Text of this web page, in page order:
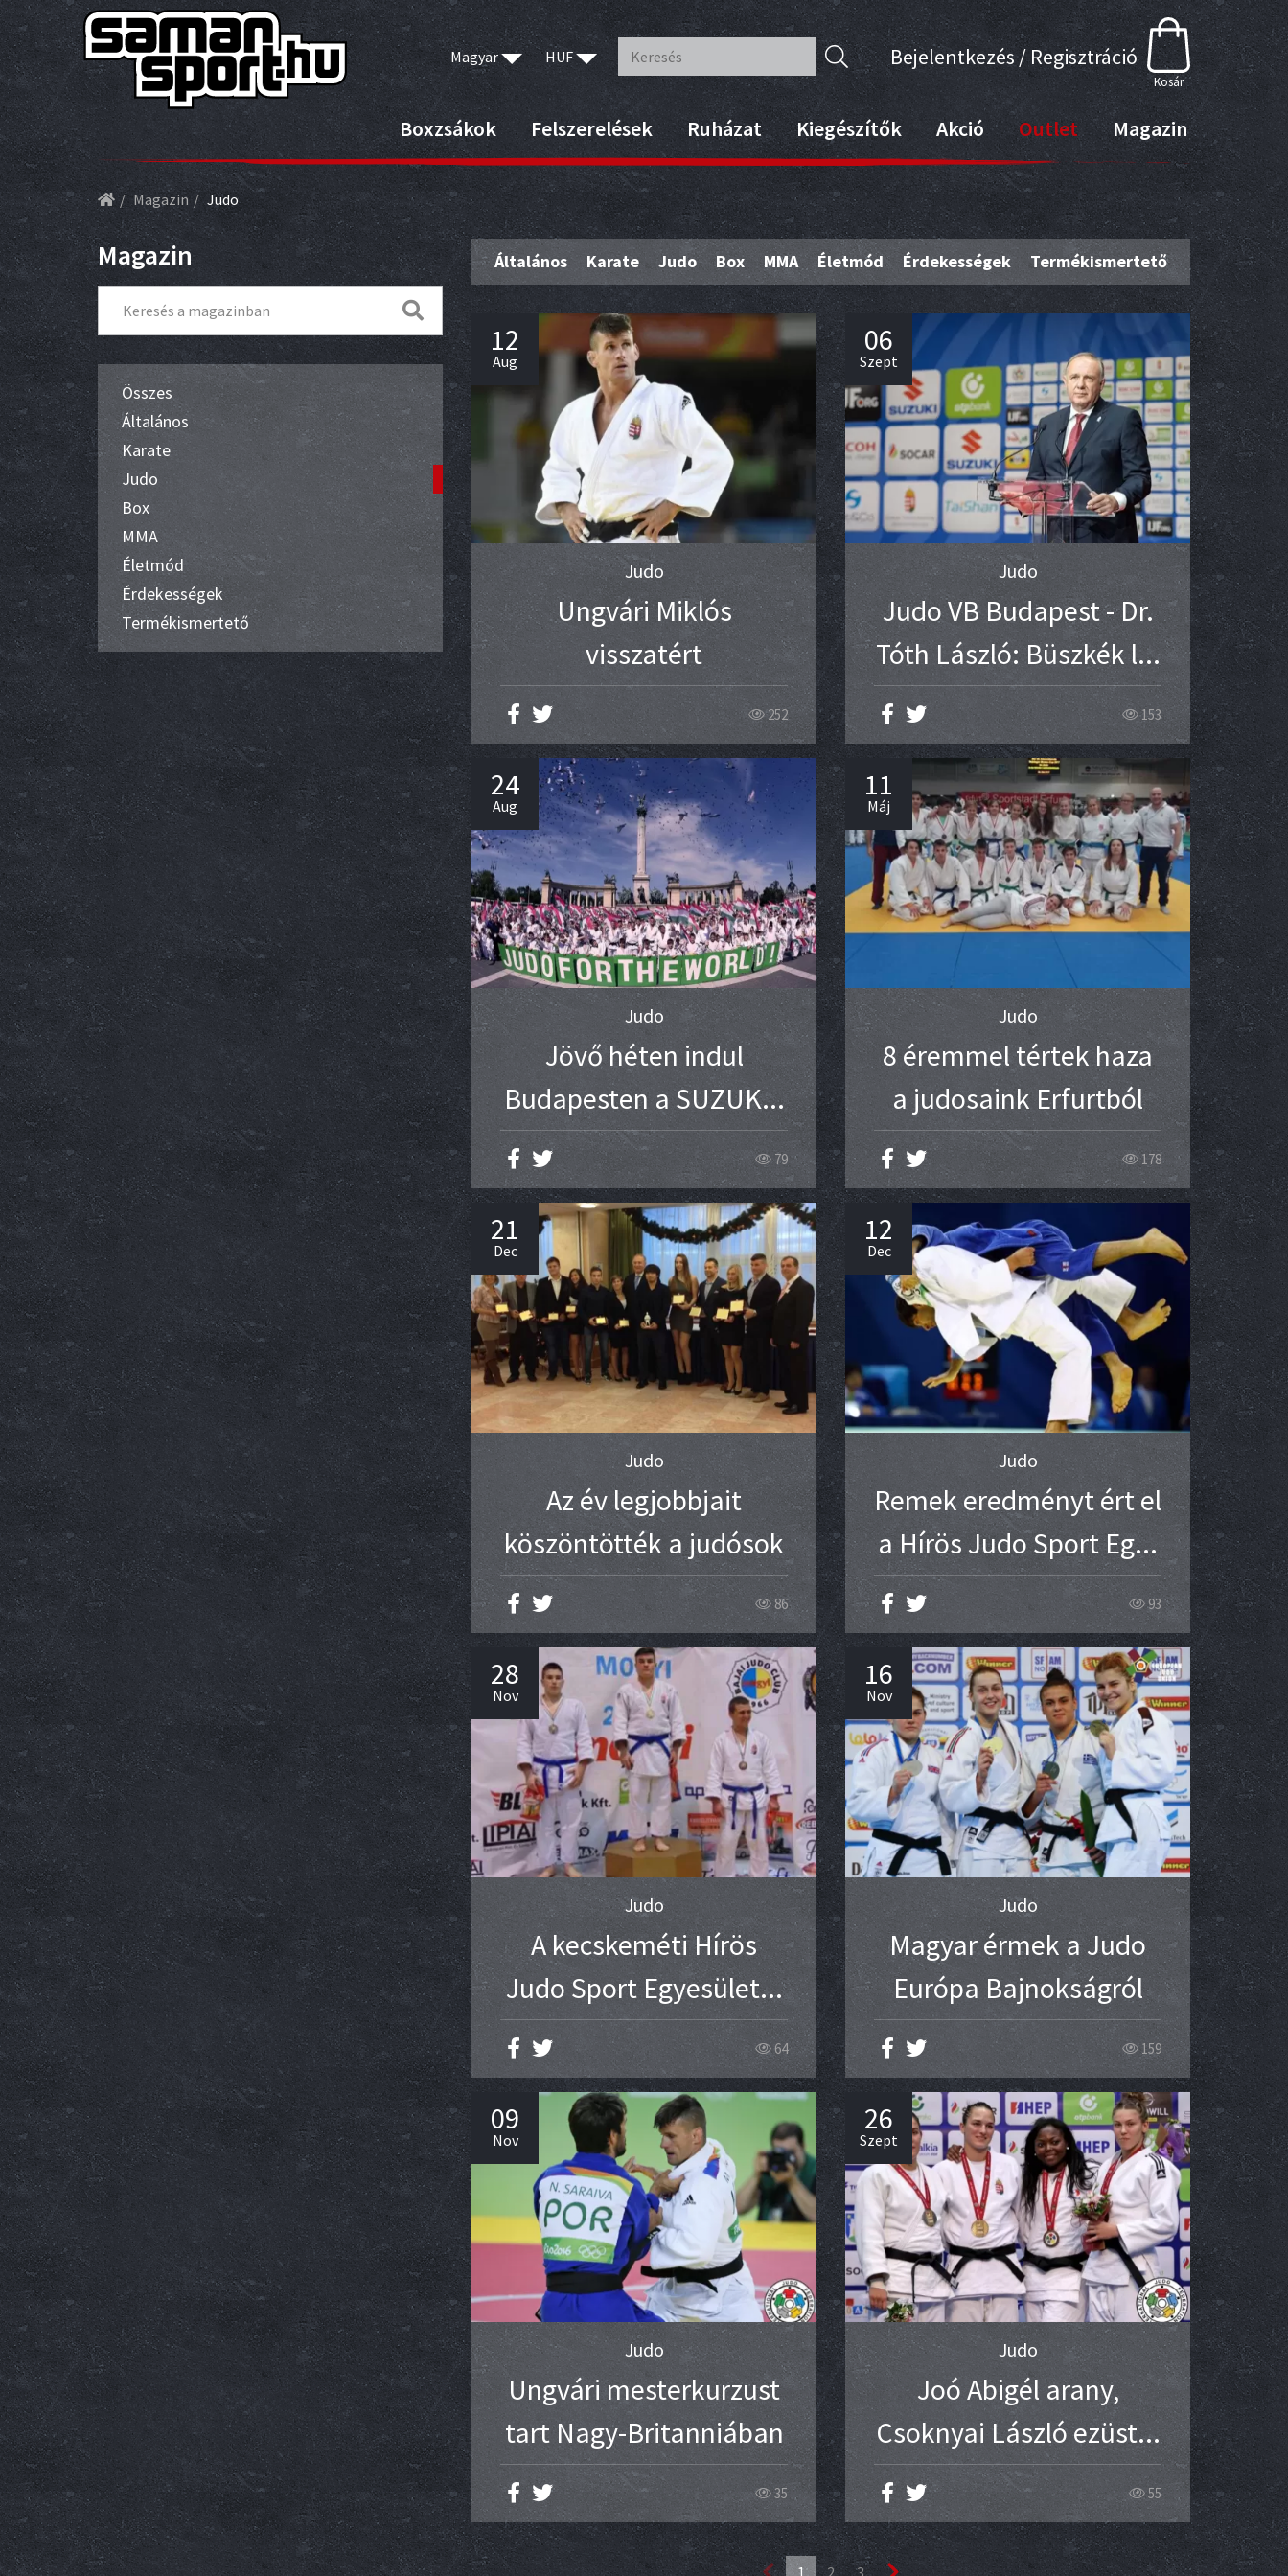
Magyar HUF Bejelentkezés / Regisztráció
Kosár
Boxzsákok Felszerelések Ruházat Kiegészítők Akció Outlet Magazin
Magazin Judo
Magazin
Összes
Általános
Karate
Judo
Box
MMA
Életmód
Érdekességek
Termékismertető
Általános Karate Judo Box MMA Életmód Érdekességek Termékismertető
12
Aug
Judo
Ungvári Miklós
visszatért
252
06
Szept
Judo
Judo VB Budapest - Dr.
Tóth László: Büszkék l...
153
24
Aug
Judo
Jövő héten indul
Budapesten a SUZUK...
79
11
Máj
Judo
8 éremmel tértek haza
a judosaink Erfurtból
178
21
Dec
Judo
Az év legjobbjait
köszöntötték a judósok
86
12
Dec
Judo
Remek eredményt ért el
a Hírös Judo Sport Eg...
93
28
Nov
Judo
A kecskeméti Hírös
Judo Sport Egyesület...
64
16
Nov
Judo
Magyar érmek a Judo
Európa Bajnokságról
159
09
Nov
Judo
Ungvári mesterkurzust
tart Nagy-Britanniában
35
26
Szept
Judo
Joó Abigél arany,
Csoknyai László ezüst...
55
1 2 3